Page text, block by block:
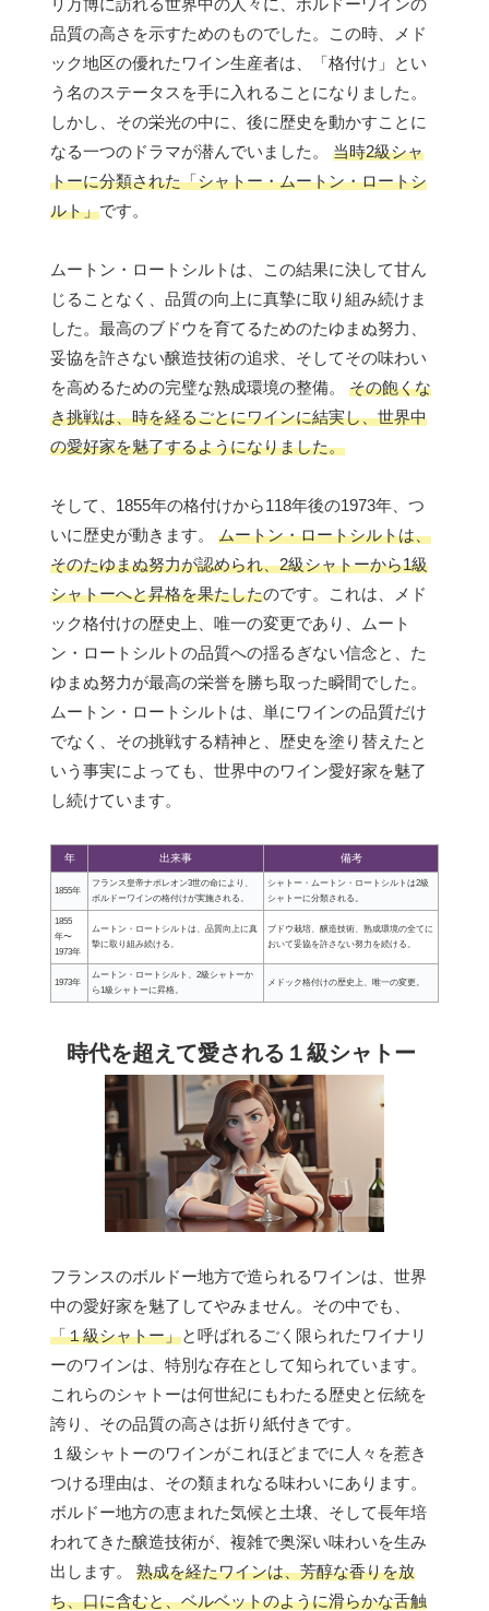
リ万博に訪れる世界中の人々に、ボルドーワインの
品質の高さを示すためのものでした。この時、メド
ック地区の優れたワイン生産者は、「格付け」とい
う名のステータスを手に入れることになりました。
しかし、その栄光の中に、後に歴史を動かすことに
なる一つのドラマが潜んでいました。 当時2級シャ
トーに分類された「シャトー・ムートン・ロートシ
ルト」です。
ムートン・ロートシルトは、この結果に決して甘ん
じることなく、品質の向上に真摯に取り組み続けま
した。最高のブドウを育てるためのたゆまぬ努力、
妥協を許さない醸造技術の追求、そしてその味わい
を高めるための完璧な熟成環境の整備。 その飽くな
き挑戦は、時を経るごとにワインに結実し、世界中
の愛好家を魅了するようになりました。
そして、1855年の格付けから118年後の1973年、つ
いに歴史が動きます。 ムートン・ロートシルトは、
そのたゆまぬ努力が認められ、2級シャトーから1級
シャトーへと昇格を果たしたのです。これは、メド
ック格付けの歴史上、唯一の変更であり、ムート
ン・ロートシルトの品質への揺るぎない信念と、た
ゆまぬ努力が最高の栄誉を勝ち取った瞬間でした。
ムートン・ロートシルトは、単にワインの品質だけ
でなく、その挑戦する精神と、歴史を塗り替えたと
いう事実によっても、世界中のワイン愛好家を魅了
し続けています。
年 出来事 備考
1855年
フランス皇帝ナポレオン3世の命により、
ボルドーワインの格付けが実施される。
シャトー・ムートン・ロートシルトは2級
シャトーに分類される。
1855
年〜
1973年
ムートン・ロートシルトは、品質向上に真
摯に取り組み続ける。
ブドウ栽培、醸造技術、熟成環境の全てに
おいて妥協を許さない努力を続ける。
1973年
ムートン・ロートシルト、2級シャトーか
ら1級シャトーに昇格。
メドック格付けの歴史上、唯一の変更。
時代を超えて愛される１級シャトー
フランスのボルドー地方で造られるワインは、世界
中の愛好家を魅了してやみません。その中でも、
「１級シャトー」と呼ばれるごく限られたワイナリ
ーのワインは、特別な存在として知られています。
これらのシャトーは何世紀にもわたる歴史と伝統を
誇り、その品質の高さは折り紙付きです。
１級シャトーのワインがこれほどまでに人々を惹き
つける理由は、その類まれなる味わいにあります。
ボルドー地方の恵まれた気候と土壌、そして長年培
われてきた醸造技術が、複雑で奥深い味わいを生み
出します。 熟成を経たワインは、芳醇な香りを放
ち、口に含むと、ベルベットのように滑らかな舌触